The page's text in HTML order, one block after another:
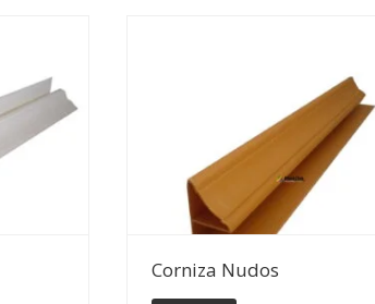
Ver Detalles
Corniza Nudos